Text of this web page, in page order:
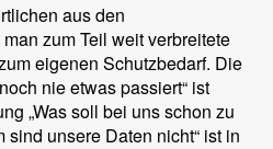
aus den
zum Teil weit verbreitete
eigenen Schutzbedarf. Die
nie etwas passiert“ ist
„Was soll bei uns schon zu
unsere Daten nicht“ ist in